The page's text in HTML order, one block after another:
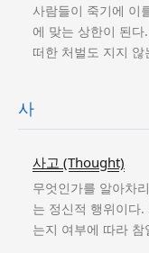
사람들이 죽기에 이
에 맞는 상한이 된
떠한 처벌도 지지
사
사고 (Thought)
무엇인가를 알아차
는 정신적 행위이다
는지 여부에 따라